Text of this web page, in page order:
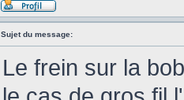
Sujet du message:
Le frein sur la